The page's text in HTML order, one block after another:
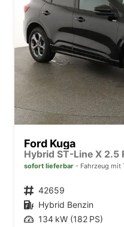
Ford Kuga
sofort lieferbar Fahrzeug mit
Fahrzeugnr. 42659
Kraftstoff Hybrid Benzin
Leistung 134 kW (182 PS)